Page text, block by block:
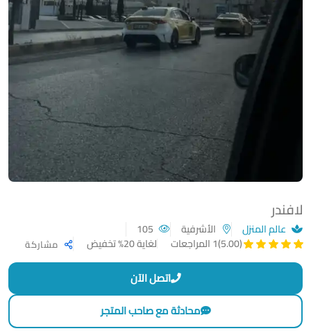
لافندر
عالم المنزل الأشرفية
(5.00)
1 المراجعات لغاية 20% تخفيض مشاركة
اتصل الآن
محادثة مع صاحب المتجر